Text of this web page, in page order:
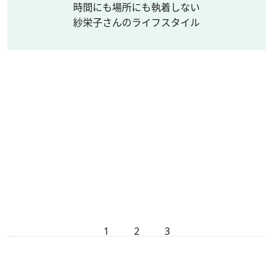
時間にも場所にも執着しない
紗栄子さんのライフスタイル
1 2 3